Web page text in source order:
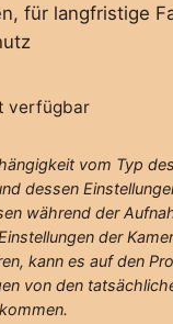
für langfristige
verfügbar
vom Typ
dessen
während der
der
kann es auf den
von den